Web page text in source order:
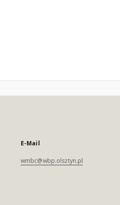
E-Mail
wmbc@wbp.olsztyn.pl